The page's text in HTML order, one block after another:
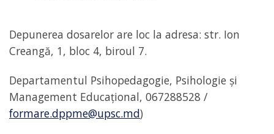
Depunerea dosarelor are loc la adresa: str. Ion
Creangă, 1, bloc 4, biroul 7.
Departamentul Psihopedagogie, Psihologie și
Management Educațional, 067288528 /
formare.dppme@upsc.md)